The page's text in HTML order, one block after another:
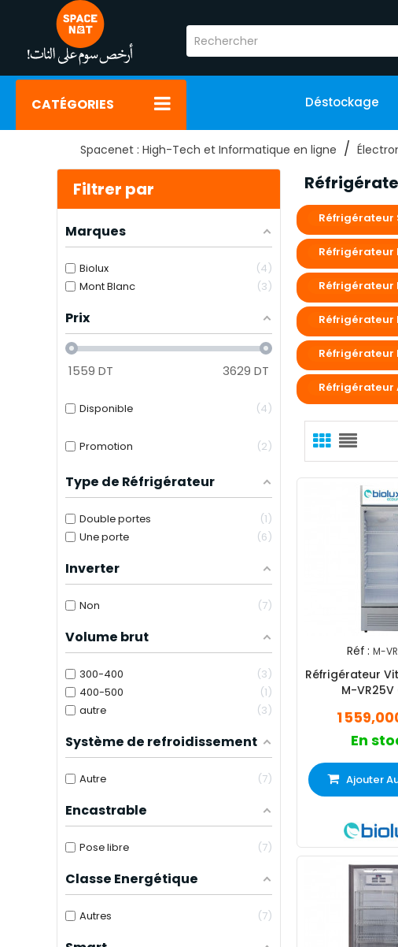
CATÉGORIES Déstockage
Spacenet : High-Tech et Informatique en ligne
Filtrer par
Marques
Biolux
4
Mont Blanc
3
Prix
1559 DT 3629 DT
Disponible 4
Promotion 2
Type de Réfrigérateur
Double portes
1
Une porte
6
Inverter
Non 7
Volume brut
300-400
3
400-500
1
autre
3
Système de refroidissement
Autre 7
Encastrable
Pose libre 7
Classe Energétique
Autres 7
Réfrigérateur
Réfrigérateur
Réfrigérateur
Réfrigérateur
Réfrigérateur
Réfrigérateur
Réf : M-
Réfrigérateur
M-VR25V
1
En
Ajouter